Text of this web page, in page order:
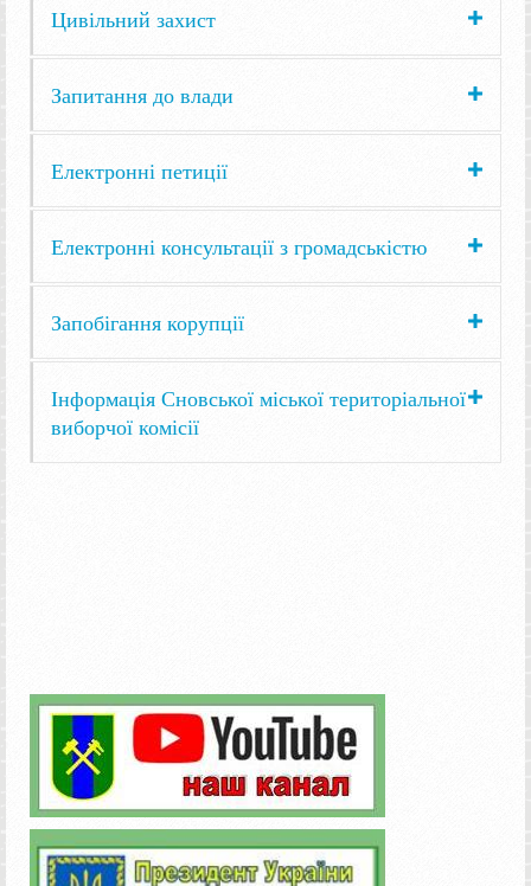
Цивільний захист
Запитання до влади
Електронні петиції
Електронні консультації з громадськістю
Запобігання корупції
Інформація Сновської міської територіальної
виборчої комісії